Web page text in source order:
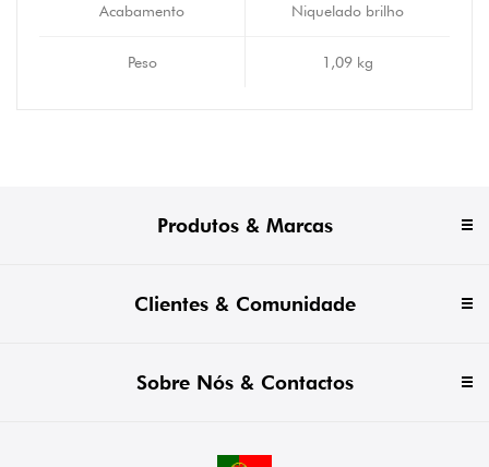
Acabamento Niquelado brilho
Peso 1,09 kg
Produtos & Marcas
Clientes & Comunidade
Sobre Nós & Contactos